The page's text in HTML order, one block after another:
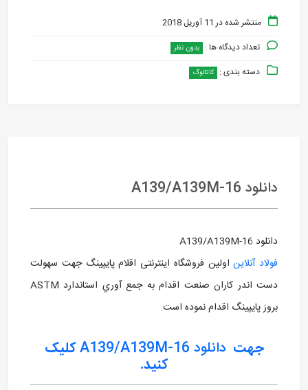
منتشر شده در 11 آوریل 2018
تعداد دیدگاه ها : بدون نظر
دسته بندی : کاتالوگ
دانلود A139/A139M-16
دانلود A139/A139M-16
فولاد آنلایناولین فروشگاه اینترنتی اقلام پایپینگ جهت سهولت
دست اندر کاران صنعت اقدام به جمع آوري استاندارد ASTM
بروز پايپينگ اقدام نموده است.
جهت دانلود A139/A139M-16 کلیک
کنید.